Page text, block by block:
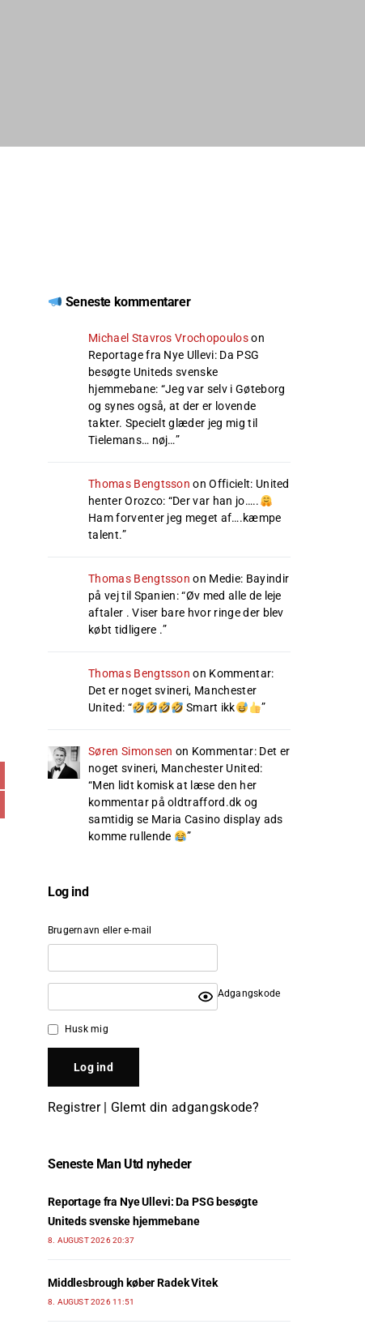
Seneste kommentarer
Michael Stavros Vrochopouloson
Reportage fra Nye Ullevi: Da PSG
besøgte Uniteds svenske
hjemmebane: “Jeg var selv i Gøteborg
og synes også, at der er lovende
takter. Specielt glæder jeg mig til
Tielemans… nøj…”
Thomas Bengtsson onOfficielt: United
henter Orozco: “Der var han jo…..
Ham forventer jeg meget af….kæmpe
talent.”
Thomas Bengtsson on Medie: Bayindir
på vej til Spanien: “Øv med alle de leje
aftaler . Viser bare hvor ringe der blev
købt tidligere .”
Thomas Bengtsson on Kommentar:
Det er noget svineri, Manchester
United: “ Smart ikk ”
Søren Simonsen on Kommentar: Det er
noget svineri, Manchester United:
“Men lidt komisk at læse den her
kommentar på oldtrafford.dk og
samtidig se Maria Casino display ads
komme rullende
”
Log ind
Brugernavn eller e-mail
Adgangskode
Husk mig
Registrer| Glemt din adgangskode?
Seneste Man Utd nyheder
Reportage fra Nye Ullevi: Da PSG besøgte
Uniteds svenske hjemmebane
8. AUGUST 2026 20:37
Middlesbrough køber Radek Vitek
8. AUGUST 2026 11:51